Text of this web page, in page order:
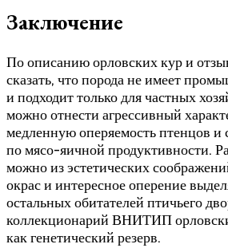
Заключение
По описанию орловских кур и
сказать, что порода не имеет
и подходит только для частных
можно отнести агрессивный
медленную оперяемость птенцов и
по мясо-яичной продуктивности.
можно из эстетических
окрас и интересное оперение
остальных обитателей птичьего
коллекционарий ВНИТИП
как генетический резерв.